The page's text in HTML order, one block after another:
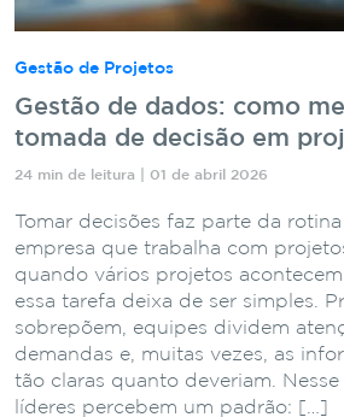
Gestão de Projetos
Gestão de dados: como
tomada de decisão em
24 min de leitura | 01 de abril 2026
Tomar decisões faz parte da
empresa que trabalha com
quando vários projetos
essa tarefa deixa de ser simples.
sobrepõem, equipes dividem
demandas e, muitas vezes, as
tão claras quanto deveriam.
líderes percebem um padrão: […]